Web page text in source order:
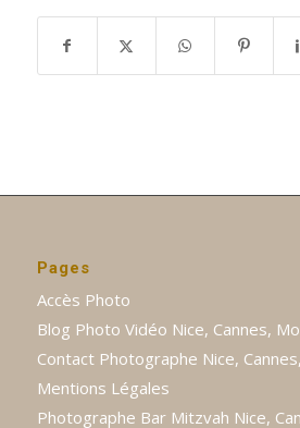
Pages
Accès Photo
Blog Photo Vidéo Nice, Cannes,
Contact Photographe Nice,
Mentions Légales
Photographe Bar Mitzvah Nice,